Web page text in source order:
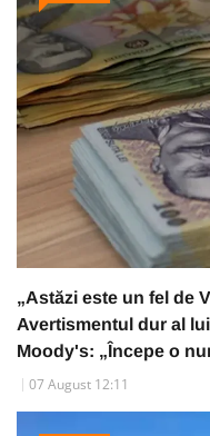
„Astăzi este un fel de
Avertismentul dur al
Moody's: „Începe o
07 August 12:11